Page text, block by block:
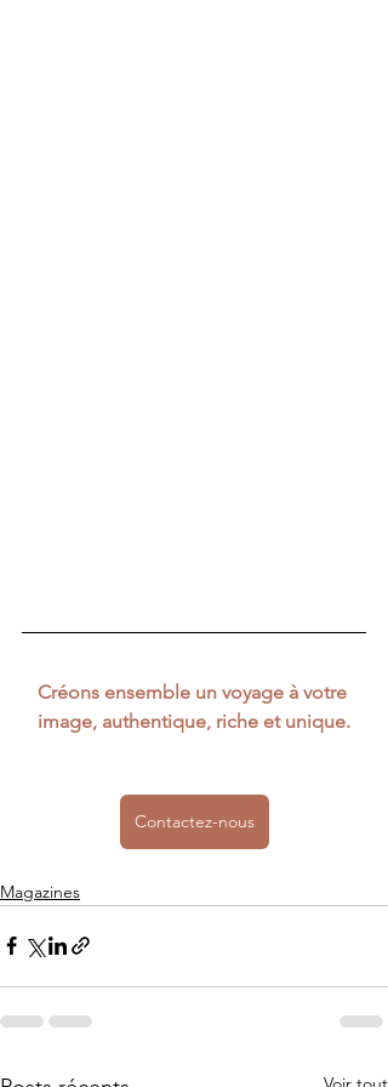
Créons ensemble un voyage à votre
image, authentique, riche et unique.
Contactez-nous
Magazines